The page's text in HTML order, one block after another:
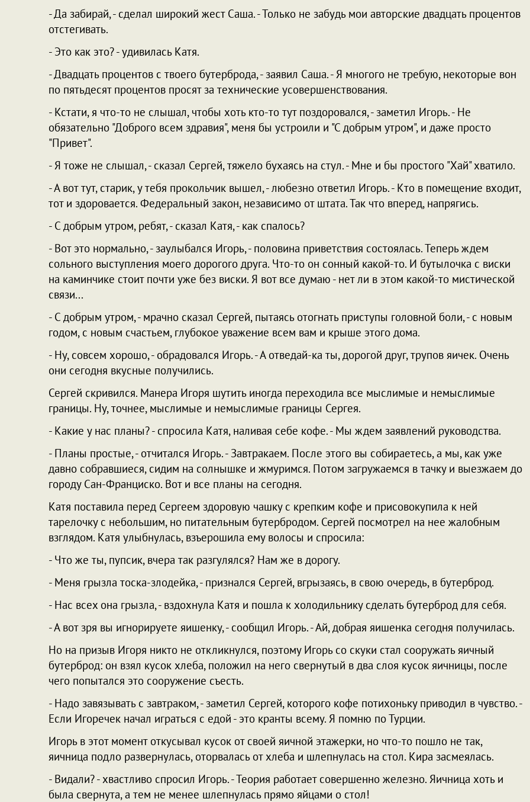
- Да забирай, - сделал широкий жест Саша. - Только не забудь мои авторские двадцать процентов
отстегивать.
- Это как это? - удивилась Катя.
- Двадцать процентов с твоего бутерброда, - заявил Саша. - Я многого не требую, некоторые вон
по пятьдесят процентов просят за технические усовершенствования.
- Кстати, я что-то не слышал, чтобы хоть кто-то тут поздоровался, - заметил Игорь. - Не
обязательно "Доброго всем здравия", меня бы устроили и "С добрым утром", и даже просто
"Привет".
- Я тоже не слышал, - сказал Сергей, тяжело бухаясь на стул. - Мне и бы простого "Хай" хватило.
- А вот тут, старик, у тебя прокольчик вышел, - любезно ответил Игорь. - Кто в помещение входит,
тот и здоровается. Федеральный закон, независимо от штата. Так что вперед, напрягись.
- С добрым утром, ребят, - сказал Катя, - как спалось?
- Вот это нормально, - заулыбался Игорь, - половина приветствия состоялась. Теперь ждем
сольного выступления моего дорогого друга. Что-то он сонный какой-то. И бутылочка с виски
на каминчике стоит почти уже без виски. Я вот все думаю - нет ли в этом какой-то мистической
связи...
- С добрым утром, - мрачно сказал Сергей, пытаясь отогнать приступы головной боли, - с новым
годом, с новым счастьем, глубокое уважение всем вам и крыше этого дома.
- Ну, совсем хорошо, - обрадовался Игорь. - А отведай-ка ты, дорогой друг, трупов яичек. Очень
они сегодня вкусные получились.
Сергей скривился. Манера Игоря шутить иногда переходила все мыслимые и немыслимые
границы. Ну, точнее, мыслимые и немыслимые границы Сергея.
- Какие у нас планы? - спросила Катя, наливая себе кофе. - Мы ждем заявлений руководства.
- Планы простые, - отчитался Игорь. - Завтракаем. После этого вы собираетесь, а мы, как уже
давно собравшиеся, сидим на солнышке и жмуримся. Потом загружаемся в тачку и выезжаем до
городу Сан-Франциско. Вот и все планы на сегодня.
Катя поставила перед Сергеем здоровую чашку с крепким кофе и присовокупила к ней
тарелочку с небольшим, но питательным бутербродом. Сергей посмотрел на нее жалобным
взглядом. Катя улыбнулась, взъерошила ему волосы и спросила:
- Что же ты, пупсик, вчера так разгулялся? Нам же в дорогу.
- Меня грызла тоска-злодейка, - признался Сергей, вгрызаясь, в свою очередь, в бутерброд.
- Нас всех она грызла, - вздохнула Катя и пошла к холодильнику сделать бутерброд для себя.
- А вот зря вы игнорируете яишенку, - сообщил Игорь. - Ай, добрая яишенка сегодня получилась.
Но на призыв Игоря никто не откликнулся, поэтому Игорь со скуки стал сооружать яичный
бутерброд: он взял кусок хлеба, положил на него свернутый в два слоя кусок яичницы, после
чего попытался это сооружение съесть.
- Надо завязывать с завтраком, - заметил Сергей, которого кофе потихоньку приводил в чувство. -
Если Игоречек начал играться с едой - это кранты всему. Я помню по Турции.
Игорь в этот момент откусывал кусок от своей яичной этажерки, но что-то пошло не так,
яичница подло развернулась, оторвалась от хлеба и шлепнулась на стол. Кира засмеялась.
- Видали? - хвастливо спросил Игорь. - Теория работает совершенно железно. Яичница хоть и
была свернута, а тем не менее шлепнулась прямо яйцами о стол!